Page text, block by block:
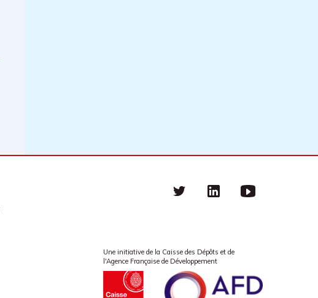
Twitterlinkedin Youtube
Une initiative de la Caisse des Dépôts et de
l'Agence Française de Développement